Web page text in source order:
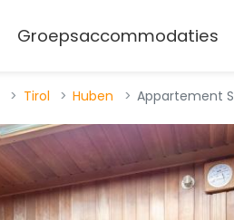
Groepsaccommodaties
Tirol Huben Appartement